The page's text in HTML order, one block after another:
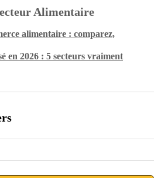
Alimentaire
alimentaire : comparez,
en 2026 : 5 secteurs vraiment